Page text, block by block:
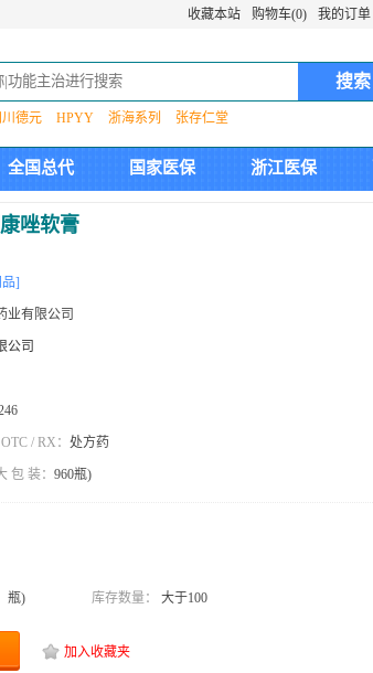
收藏本站 购物车(0) 我的订单
搜索
川德元 HPYY 浙海系列 张存仁堂
全国总代 国家医保 浙江医保
唑软膏
]
业有限公司
公司
OTC / RX： 处方药
包 装： 960瓶)
瓶) 库存数量： 大于100
加入收藏夹